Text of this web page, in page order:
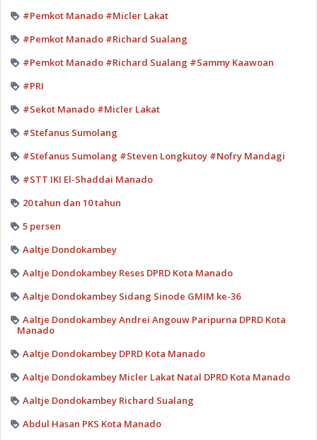
#Pemkot Manado #Micler Lakat
#Pemkot Manado #Richard Sualang
#Pemkot Manado #Richard Sualang #Sammy Kaawoan
#PRI
#Sekot Manado #Micler Lakat
#Stefanus Sumolang
#Stefanus Sumolang #Steven Longkutoy #Nofry Mandagi
#STT IKI El-Shaddai Manado
20 tahun dan 10 tahun
5 persen
Aaltje Dondokambey
Aaltje Dondokambey Reses DPRD Kota Manado
Aaltje Dondokambey Sidang Sinode GMIM ke-36
Aaltje Dondokambey Andrei Angouw Paripurna DPRD Kota
Manado
Aaltje Dondokambey DPRD Kota Manado
Aaltje Dondokambey Micler Lakat Natal DPRD Kota Manado
Aaltje Dondokambey Richard Sualang
Abdul Hasan PKS Kota Manado